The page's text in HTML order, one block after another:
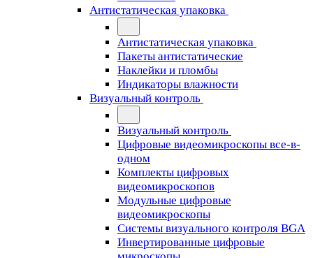
Антистатическая упаковка
Антистатическая упаковка
Пакеты антистатические
Наклейки и пломбы
Индикаторы влажности
Визуальный контроль
Визуальный контроль
Цифровые видеомикроскопы все-в-
одном
Комплекты цифровых
видеомикроскопов
Модульные цифровые
видеомикроскопы
Cистемы визуального контроля BGA
Инвертированные цифровые